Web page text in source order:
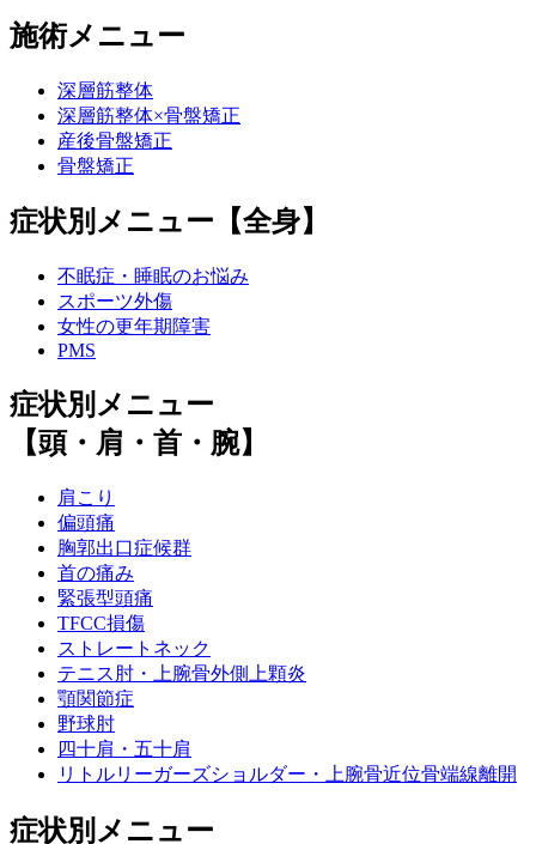
施術メニュー
深層筋整体
深層筋整体×骨盤矯正
産後骨盤矯正
骨盤矯正
症状別メニュー【全身】
不眠症・睡眠のお悩み
スポーツ外傷
女性の更年期障害
PMS
症状別メニュー
【頭・肩・首・腕】
肩こり
偏頭痛
胸郭出口症候群
首の痛み
緊張型頭痛
TFCC損傷
ストレートネック
テニス肘・上腕骨外側上顆炎
顎関節症
野球肘
四十肩・五十肩
リトルリーガーズショルダー・上腕骨近位骨端線離開
症状別メニュー